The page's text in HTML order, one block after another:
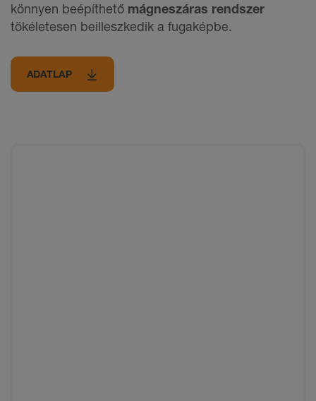
könnyen beépíthető mágneszáras rendszer
tökéletesen beilleszkedik a fugaképbe.
ADATLAP